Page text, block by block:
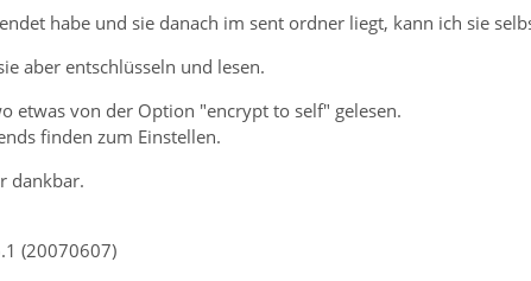
habe und sie danach im sent ordner liegt, kann ich sie
aber entschlüsseln und lesen.
etwas von der Option "encrypt to self" gelesen.
finden zum Einstellen.
dankbar.
(20070607)